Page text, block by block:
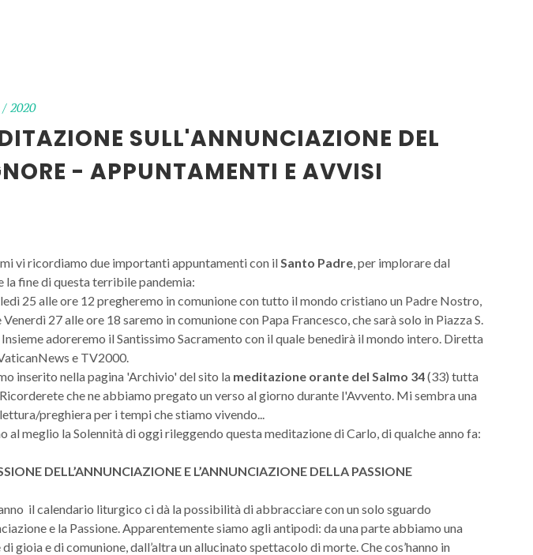
2020
SULL'ANNUNCIAZIONE DEL
- APPUNTAMENTI E AVVISI
vi ricordiamo due importanti appuntamenti con ilSanto Padre, per implorare dal
la fine di questa terribile pandemia:
25 alle ore 12 pregheremo in comunione con tutto il mondo cristiano un Padre Nostro,
27 alle ore 18 saremo in comunione con Papa Francesco, che sarà solo in Piazza S.
adoreremo il Santissimo Sacramento con il quale benedirà il mondo intero. Diretta
e TV2000.
inserito nella pagina 'Archivio' del sito la meditazione orante del Salmo 34(33) tutta
che ne abbiamo pregato un verso al giorno durante l'Avvento. Mi sembra una
preghiera per i tempi che stiamo vivendo...
al meglio la Solennità di oggi rileggendo questa meditazione di Carlo, di qualche anno fa:
DELL’ANNUNCIAZIONE E L’ANNUNCIAZIONE DELLA PASSIONE
il calendario liturgico ci dà la possibilità di abbracciare con un solo sguardo
e la Passione. Apparentemente siamo agli antipodi: da una parte abbiamo una
gioia e di comunione, dall’altra un allucinato spettacolo di morte. Che cos’hanno in